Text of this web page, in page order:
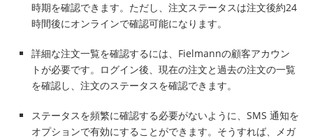
時期を確認できます。ただし、注文ステータスは注文後約24
時間後にオンラインで確認可能になります。
詳細な注文一覧を確認するには、Fielmannの顧客アカウン
トが必要です。ログイン後、現在の注文と過去の注文の一覧
を確認し、注文のステータスを確認できます。
ステータスを頻繁に確認する必要がないように、SMS 通知を
オプションで有効にすることができます。そうすれば、メガ